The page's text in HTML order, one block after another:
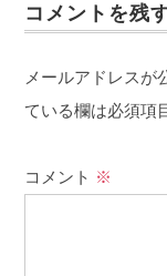
コメントを残
メールアドレスが
ている欄は必須項
コメント ※